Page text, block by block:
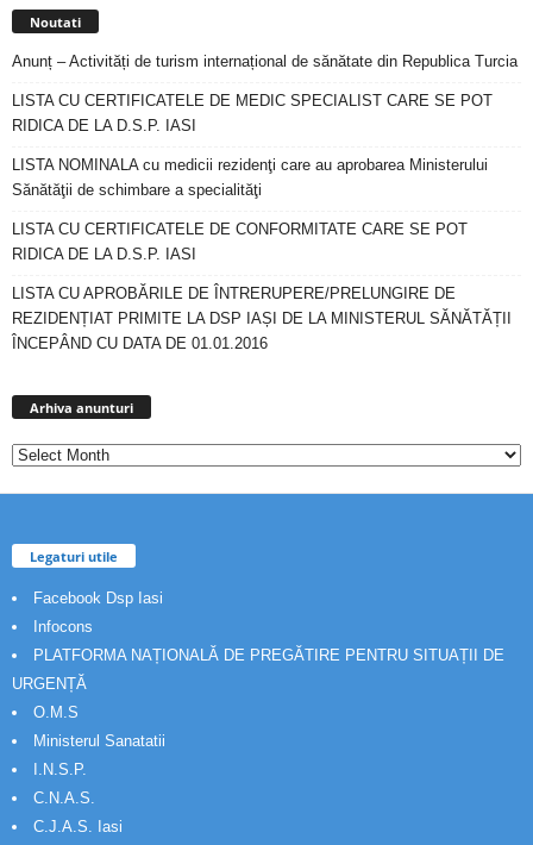
Noutati
Anunț – Activități de turism internațional de sănătate din Republica Turcia
LISTA CU CERTIFICATELE DE MEDIC SPECIALIST CARE SE POT
RIDICA DE LA D.S.P. IASI
LISTA NOMINALA cu medicii rezidenţi care au aprobarea Ministerului
Sănătăţii de schimbare a specialităţi
LISTA CU CERTIFICATELE DE CONFORMITATE CARE SE POT
RIDICA DE LA D.S.P. IASI
LISTA CU APROBĂRILE DE ÎNTRERUPERE/PRELUNGIRE DE
REZIDENȚIAT PRIMITE LA DSP IAȘI DE LA MINISTERUL SĂNĂTĂȚII
ÎNCEPÂND CU DATA DE 01.01.2016
Arhiva anunturi
Legaturi utile
Facebook Dsp Iasi
Infocons
PLATFORMA NAȚIONALĂ DE PREGĂTIRE PENTRU SITUAȚII DE
URGENȚĂ
O.M.S
Ministerul Sanatatii
I.N.S.P.
C.N.A.S.
C.J.A.S. Iasi